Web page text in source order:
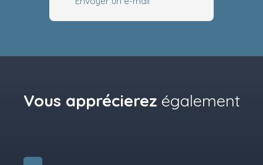
Vous apprécierez également